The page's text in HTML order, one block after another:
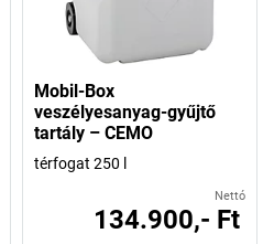
Mobil-Box
veszélyesanyag-gyűjtő
tartály – CEMO
térfogat 250 l
Nettó
134.900,- Ft